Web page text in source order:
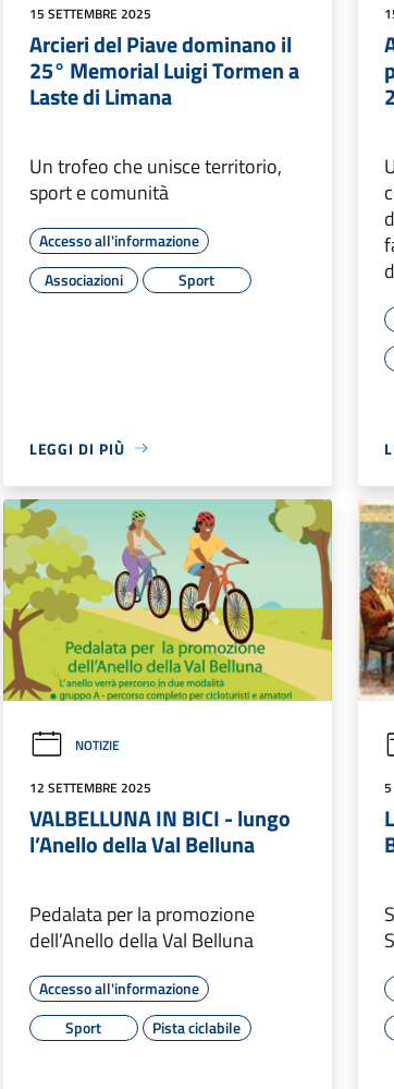
15 SETTEMBRE 2025
Arcieri del Piave dominano il
25° Memorial Luigi Tormen a
Laste di Limana
Un trofeo che unisce territorio,
sport e comunità
Accesso all'informazione
Associazioni
Sport
LEGGI DI PIÙ
NOTIZIE
12 SETTEMBRE 2025
VALBELLUNA IN BICI - lungo
l’Anello della Val Belluna
Pedalata per la promozione
dell’Anello della Val Belluna
Accesso all'informazione
Sport
Pista ciclabile